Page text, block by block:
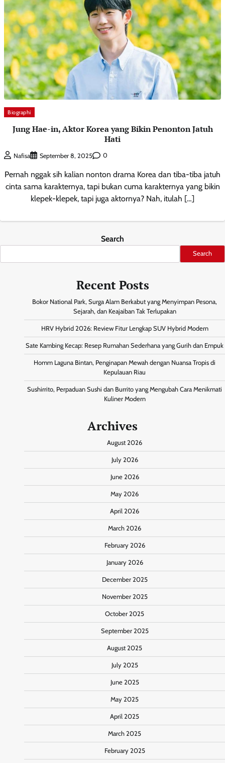
Biographi
Jung Hae-in, Aktor Korea yang Bikin Penonton Jatuh
Hati
Nafisa September 8, 2025 0
Pernah nggak sih kalian nonton drama Korea dan tiba-tiba jatuh
cinta sama karakternya, tapi bukan cuma karakternya yang bikin
klepek-klepek, tapi juga aktornya? Nah, itulah […]
Search
Search
Recent Posts
Bokor National Park, Surga Alam Berkabut yang Menyimpan Pesona,
Sejarah, dan Keajaiban Tak Terlupakan
HRV Hybrid 2026: Review Fitur Lengkap SUV Hybrid Modern
Sate Kambing Kecap: Resep Rumahan Sederhana yang Gurih dan Empuk
Homm Laguna Bintan, Penginapan Mewah dengan Nuansa Tropis di
Kepulauan Riau
Sushirrito, Perpaduan Sushi dan Burrito yang Mengubah Cara Menikmati
Kuliner Modern
Archives
August 2026
July 2026
June 2026
May 2026
April 2026
March 2026
February 2026
January 2026
December 2025
November 2025
October 2025
September 2025
August 2025
July 2025
June 2025
May 2025
April 2025
March 2025
February 2025